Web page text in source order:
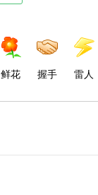
鲜花 握手 雷人